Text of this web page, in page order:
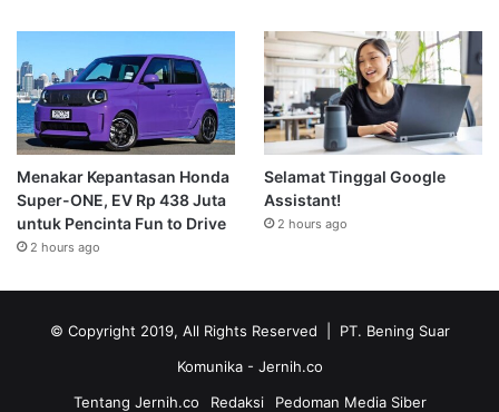
Menakar Kepantasan Honda
Super-ONE, EV Rp 438 Juta
untuk Pencinta Fun to Drive
2 hours ago
Selamat Tinggal Google
Assistant!
2 hours ago
© Copyright 2019, All Rights Reserved | PT. Bening Suar
Komunika - Jernih.co
Tentang Jernih.co
Redaksi Pedoman Media Siber